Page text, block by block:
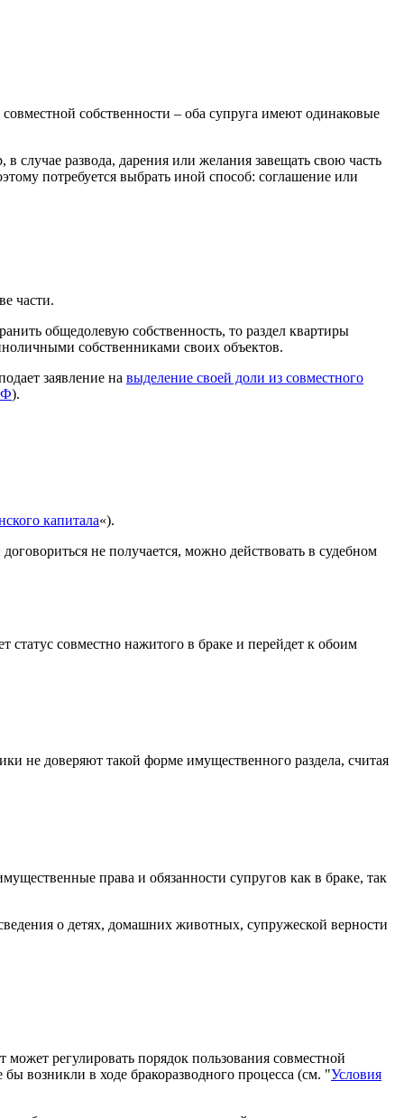
собственности – оба супруга имеют одинаковые
случае развода, дарения или желания завещать свою часть
потребуется выбрать иной способ: соглашение или
части.
общедолевую собственность, то раздел квартиры
собственниками своих объектов.
заявление на выделение своей доли из совместного
).
капитала«).
не получается, можно действовать в судебном
совместно нажитого в браке и перейдет к обоим
не доверяют такой форме имущественного раздела, считая
права и обязанности супругов как в браке, так
о детях, домашних животных, супружеской верности
может регулировать порядок пользования совместной
возникли в ходе бракоразводного процесса (см. "Условия